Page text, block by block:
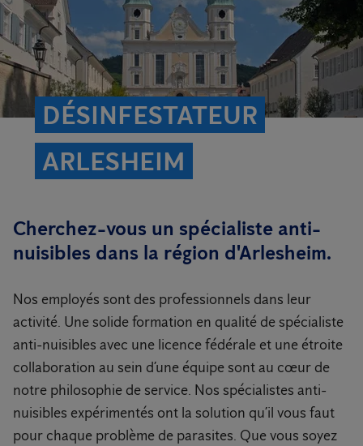
DÉSINFESTATEUR
ARLESHEIM
Cherchez-vous un spécialiste anti-
nuisibles dans la région d'Arlesheim.
Nos employés sont des professionnels dans leur
activité. Une solide formation en qualité de spécialiste
anti-nuisibles avec une licence fédérale et une étroite
collaboration au sein d’une équipe sont au cœur de
notre philosophie de service. Nos spécialistes anti-
nuisibles expérimentés ont la solution qu’il vous faut
pour chaque problème de parasites. Que vous soyez